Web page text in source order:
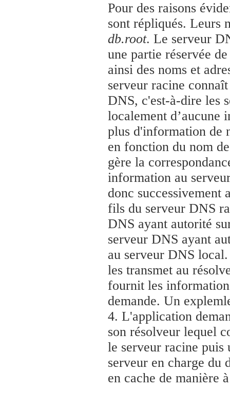
Pour des raisons
sont répliqués. Leurs
db.root. Le serveur
une partie réservée
ainsi des noms et
serveur racine
DNS, c'est-à-dire les
localement d’aucune
plus d'information de
en fonction du nom
gère la
information au
donc
fils du serveur DNS
DNS ayant autorité
serveur DNS ayant
au serveur DNS
les transmet au
fournit les
demande. Un
4. L'application
son résolveur lequel
le serveur racine
serveur en charge du
en cache de manière